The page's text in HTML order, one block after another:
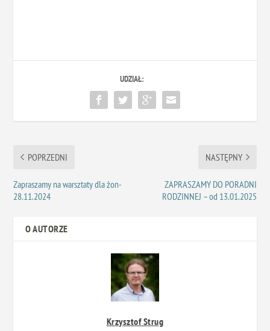
UDZIAŁ:
POPRZEDNI
Zapraszamy na warsztaty dla żon-
28.11.2024
NASTĘPNY
ZAPRASZAMY DO PORADNI
RODZINNEJ – od 13.01.2025
O AUTORZE
Krzysztof Strug